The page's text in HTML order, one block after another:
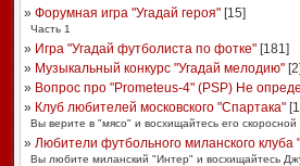
» Форумная игра "Угадай героя"[15]
Часть 1
» Игра "Угадай футболиста по фотке"[181]
» Музыкальный конкурс "Угадай мелодию"[2]
» Вопрос про "Prometeus-4" (PSP) Не
» Клуб любителей московского "Спартака"[
Вы верите в "мясо" и восхищайтесь его скоросной
» Любители футбольного миланского
Вы любите миланский "Интер" и восхищайтесь